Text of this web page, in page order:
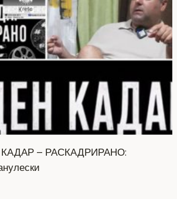
КАДАР – РАСКАДРИРАНО: